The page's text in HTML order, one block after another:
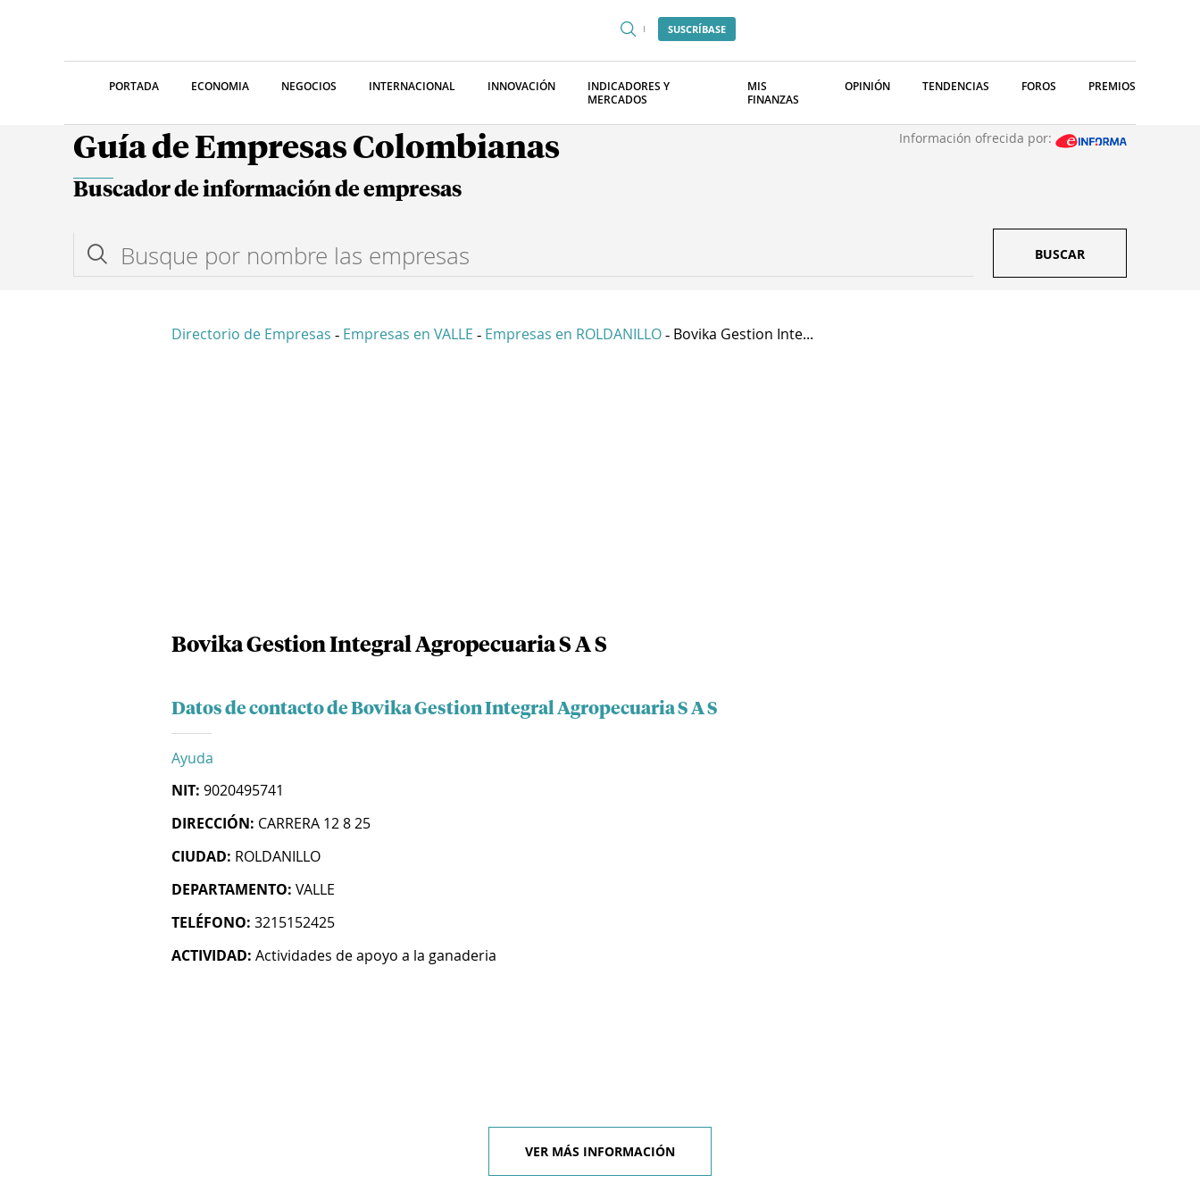
SUSCRÍBASE
PORTADA ECONOMIA NEGOCIOS INTERNACIONAL INNOVACIÓN
INDICADORES Y
MERCADOS
MIS
FINANZAS
OPINIÓN TENDENCIAS FOROS PREMIOS
Guía de Empresas Colombianas Información ofrecida por:
Buscador de información de empresas
BUSCAR
Directorio de Empresas - Empresas en VALLE - Empresas en ROLDANILLO - Bovika Gestion Inte...
Bovika Gestion Integral Agropecuaria S A S
Datos de contacto de Bovika Gestion Integral Agropecuaria S A S
Ayuda
NIT: 9020495741
DIRECCIÓN: CARRERA 12 8 25
CIUDAD: ROLDANILLO
DEPARTAMENTO: VALLE
TELÉFONO: 3215152425
ACTIVIDAD: Actividades de apoyo a la ganaderia
VER MÁS INFORMACIÓN